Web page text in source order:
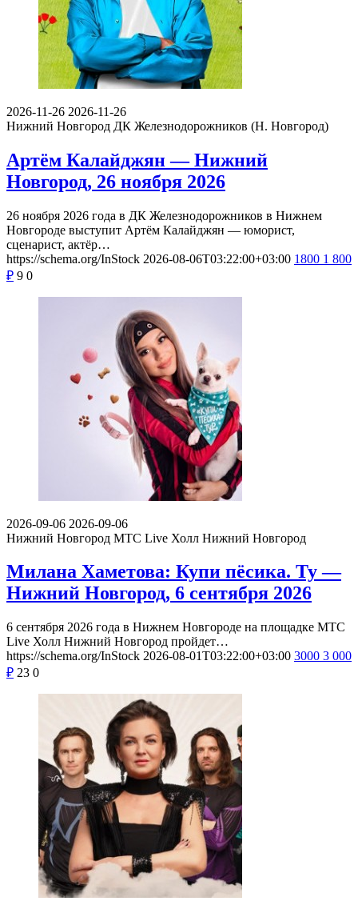
2026-11-26 2026-11-26
Нижний Новгород ДК Железнодорожников (Н. Новгород)
Артём Калайджян — Нижний
Новгород, 26 ноября 2026
26 ноября 2026 года в ДК Железнодорожников в Нижнем
Новгороде выступит Артём Калайджян — юморист,
сценарист, актёр…
https://schema.org/InStock 2026-08-06T03:22:00+03:00 1800 1 800
₽ 9 0
2026-09-06 2026-09-06
Нижний Новгород МТС Live Холл Нижний Новгород
Милана Хаметова: Купи пёсика. Ту —
Нижний Новгород, 6 сентября 2026
6 сентября 2026 года в Нижнем Новгороде на площадке МТС
Live Холл Нижний Новгород пройдет…
https://schema.org/InStock 2026-08-01T03:22:00+03:00 3000 3 000
₽ 23 0